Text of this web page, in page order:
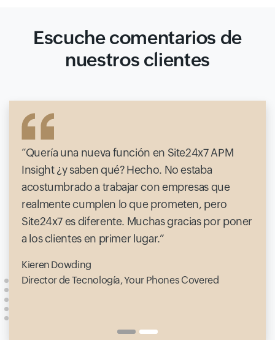
Escuche comentarios de
nuestros clientes
Quería una nueva función en Site24x7 APM
Insight ¿y saben qué? Hecho. No estaba
acostumbrado a trabajar con empresas que
realmente cumplen lo que prometen, pero
Site24x7 es diferente. Muchas gracias por poner
a los clientes en primer lugar.
Kieren Dowding
Director de Tecnología, Your Phones Covered